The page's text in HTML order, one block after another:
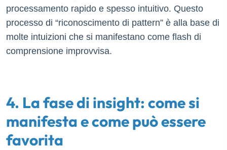
processamento rapido e spesso intuitivo. Questo
processo di “riconoscimento di pattern” è alla base di
molte intuizioni che si manifestano come flash di
comprensione improvvisa.
4. La fase di insight: come si
manifesta e come può essere
favorita